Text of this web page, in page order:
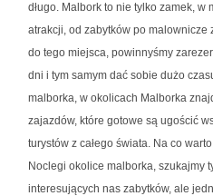
długo. Malbork to nie tylko zamek,
atrakcji, od zabytków po malownicze
do tego miejsca, powinnyśmy
dni i tym samym dać sobie dużo
malborka, w okolicach Malborka
zajazdów, które gotowe są ugościć
turystów z całego świata. Na co
Noclegi okolice malborka, szukajmy
interesujących nas zabytków, ale